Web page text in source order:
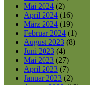
Mai 2024 (2)
April 2024 (16)
März 2024 (19)
Februar 2024 (1)
August 2023 (8)
Juni 2023 (4)
Mai 2023 (27)
April 2023 (7)
Januar 2023 (2)